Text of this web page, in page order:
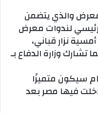
والذي يتضمن
لندوات معرض
سنة؛ مثل أمسية نزار قباني،
وزارة الدفاع بـ
سيكون متميزًا
فيها مصر بعد